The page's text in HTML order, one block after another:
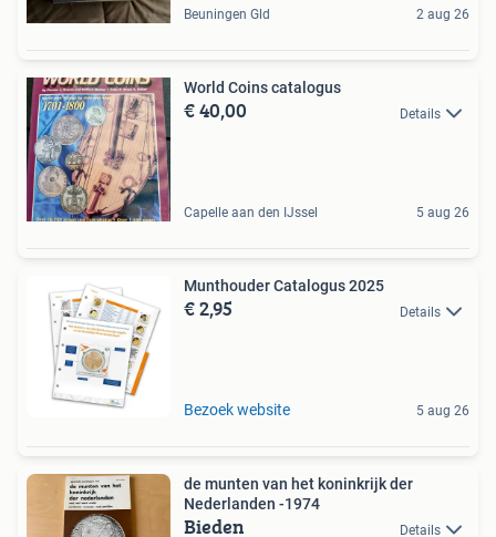
Beuningen Gld 2 aug 26
World Coins catalogus
€ 40,00 Details
Capelle aan den IJssel 5 aug 26
Munthouder Catalogus 2025
€ 2,95 Details
Bezoek website 5 aug 26
de munten van het koninkrijk der
Nederlanden -1974
Bieden Details